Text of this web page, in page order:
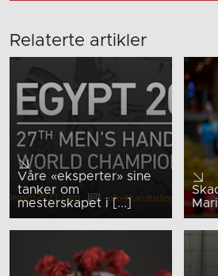
Relaterte artikler
Våre «eksperter» sine
tanker om
mesterskapet i [...]